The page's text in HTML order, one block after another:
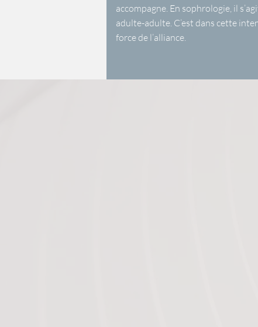
accompagne. En sophrologie, il
adulte-adulte. C’est dans cette
force de l’alliance.